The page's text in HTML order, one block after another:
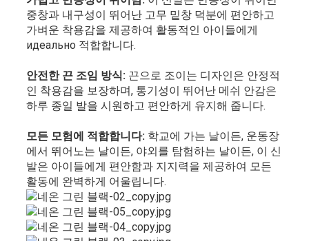
중창과 내구성이 뛰어난 고무 밑창 덕분에 편안하고
가벼운 착용감을 제공하여 활동적인 아이들에게
идеально 적합합니다.
안전한 끈 조임 방식:끈으로 조이는 디자인은 안정적
인 착용감을 보장하며, 통기성이 뛰어난 메쉬 안감은
하루 종일 발을 시원하고 편안하게 유지해 줍니다.
모든 모험에 적합합니다:학교에 가는 날이든, 운동장
에서 뛰어노는 날이든, 야외를 탐험하는 날이든, 이 신
발은 아이들에게 편안함과 지지력을 제공하여 모든
활동에 완벽하게 어울립니다.